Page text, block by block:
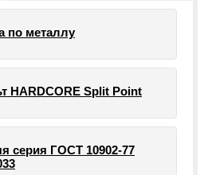
по металлу
HARDCORE Split Point
серия ГОСТ 10902-77